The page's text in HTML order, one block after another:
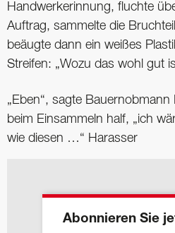
Handwerkerinnung, fluchte
Auftrag, sammelte die
beäugte dann ein weißes
Streifen: „Wozu das wohl gut
„Eben“, sagte Bauernobmann
beim Einsammeln half, „ich
wie diesen …“ Harasser
Abonnieren Sie